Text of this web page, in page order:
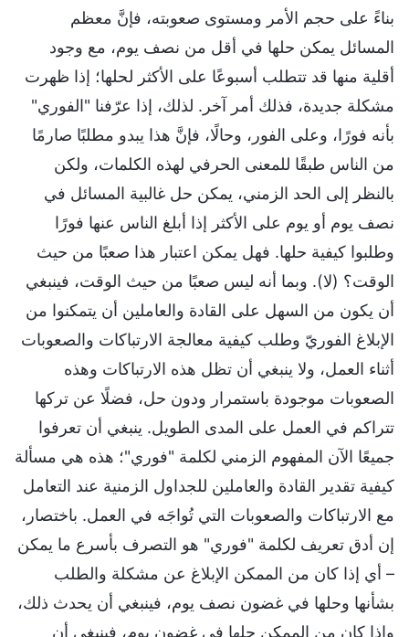
بناءً على حجم الأمر ومستوى صعوبته، فإنَّ معظم
المسائل يمكن حلها في أقل من نصف يوم، مع وجود
أقلية منها قد تتطلب أسبوعًا على الأكثر لحلها؛ إذا ظهرت
مشكلة جديدة، فذلك أمر آخر. لذلك، إذا عرّفنا "الفوري"
بأنه فورًا، وعلى الفور، وحالًا، فإنَّ هذا يبدو مطلبًا صارمًا
من الناس طبقًا للمعنى الحرفي لهذه الكلمات، ولكن
بالنظر إلى الحد الزمني، يمكن حل غالبية المسائل في
نصف يوم أو يوم على الأكثر إذا أبلغ الناس عنها فورًا
وطلبوا كيفية حلها. فهل يمكن اعتبار هذا صعبًا من حيث
الوقت؟ (لا). وبما أنه ليس صعبًا من حيث الوقت، فينبغي
أن يكون من السهل على القادة والعاملين أن يتمكنوا من
الإبلاغ الفوريّ وطلب كيفية معالجة الارتباكات والصعوبات
أثناء العمل، ولا ينبغي أن تظل هذه الارتباكات وهذه
الصعوبات موجودة باستمرار ودون حل، فضلًا عن تركها
تتراكم في العمل على المدى الطويل. ينبغي أن تعرفوا
جميعًا الآن المفهوم الزمني لكلمة "فوري"؛ هذه هي مسألة
كيفية تقدير القادة والعاملين للجداول الزمنية عند التعامل
مع الارتباكات والصعوبات التي تُواجَه في العمل. باختصار،
إن أدق تعريف لكلمة "فوري" هو التصرف بأسرع ما يمكن
– أي إذا كان من الممكن الإبلاغ عن مشكلة والطلب
بشأنها وحلها في غضون نصف يوم، فينبغي أن يحدث ذلك،
وإذا كان من الممكن حلها في غضون يوم، فينبغي أن